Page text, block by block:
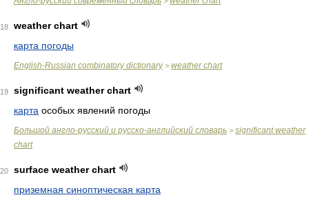
18
weather chart
карта погоды
English-Russian combinatory dictionary> weather chart
19
significant weather chart
карта особых явлений погоды
Большой англо-русский и русско-английский словарь > significant weather
chart
20
surface weather chart
приземная синоптическая карта